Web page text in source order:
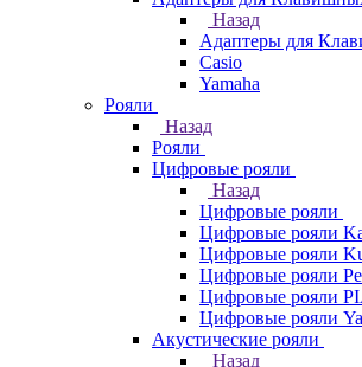
Назад
Адаптеры для
Casio
Yamaha
Рояли
Назад
Рояли
Цифровые рояли
Назад
Цифровые рояли
Цифровые рояли
Цифровые рояли
Цифровые рояли
Цифровые рояли
Цифровые рояли
Акустические рояли
Назад